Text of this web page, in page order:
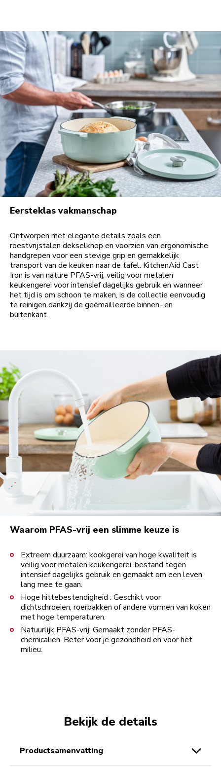
Eersteklas vakmanschap
Ontworpen met elegante details zoals een
roestvrijstalen dekselknop en voorzien van ergonomische
handgrepen voor een stevige grip en gemakkelijk
transport van de keuken naar de tafel. KitchenAid Cast
Iron is van nature PFAS-vrij, veilig voor metalen
keukengerei voor intensief dagelijks gebruik en wanneer
het tijd is om schoon te maken, is de collectie eenvoudig
te reinigen dankzij de geëmailleerde binnen- en
buitenkant.
Waarom PFAS-vrij een slimme keuze is
Extreem duurzaam: kookgerei van hoge kwaliteit is
veilig voor metalen keukengerei, bestand tegen
intensief dagelijks gebruik en gemaakt om een leven
lang mee te gaan.
Hoge hittebestendigheid : Geschikt voor
dichtschroeien, roerbakken of andere vormen van koken
met hoge temperaturen.
Natuurlijk PFAS-vrij: Gemaakt zonder PFAS-
chemicaliën. Beter voor je gezondheid en voor het
milieu.
Bekijk de details
productsamenvatting